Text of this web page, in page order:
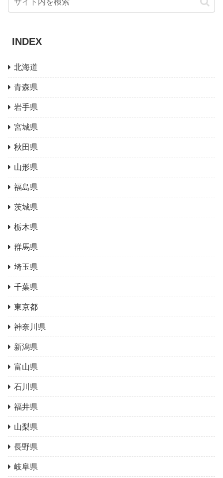
INDEX
北海道
青森県
岩手県
宮城県
秋田県
山形県
福島県
茨城県
栃木県
群馬県
埼玉県
千葉県
東京都
神奈川県
新潟県
富山県
石川県
福井県
山梨県
長野県
岐阜県